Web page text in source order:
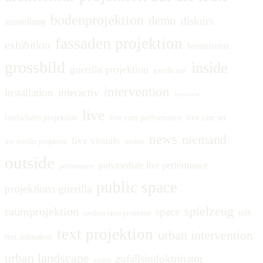
ausstellung bodenprojektion demo diskurs
exhibition
fassaden projektion feminismus
grossbild guerilla projektion guerilla tour inside
installation interactiv intervention
landschafts projektion live live cam performance live cam set
live visuals medien news niemand
outside performance polymediale live performance
projektions guerilla public space
raumprojektion rundum raum projektion space spielzeug talk
text animation text projektion urban intervention
urban landscape zufallsindoktrinator